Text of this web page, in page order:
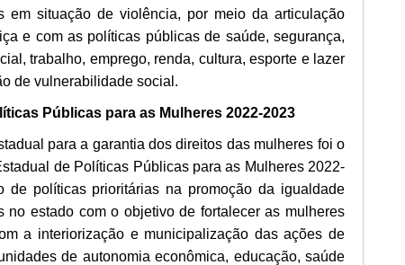
em situação de violência, por meio da articulação
e com as políticas públicas de saúde, segurança,
trabalho, emprego, renda, cultura, esporte e lazer
de vulnerabilidade social.
Públicas para as Mulheres 2022-2023
para a garantia dos direitos das mulheres foi o
de Políticas Públicas para as Mulheres 2022-
de políticas prioritárias na promoção da igualdade
no estado com o objetivo de fortalecer as mulheres
a interiorização e municipalização das ações de
de autonomia econômica, educação, saúde